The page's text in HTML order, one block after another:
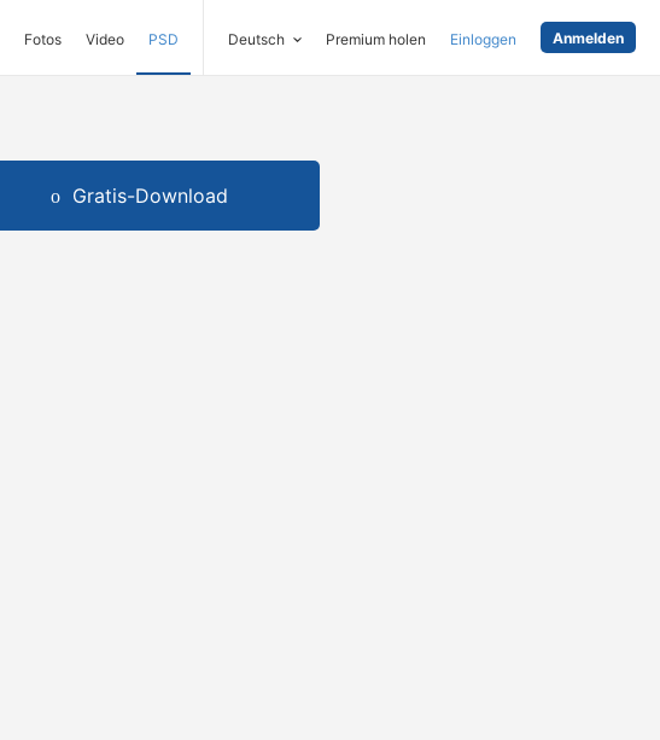
Fotos Video PSD Deutsch Premium holen Einloggen Anmelden
Gratis-Download